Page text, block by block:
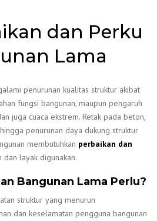
dan Perku
Lama
penurunan kualitas struktur akibat
fungsi bangunan, maupun pengaruh
juga cuaca ekstrem. Retak pada beton,
penurunan daya dukung struktur
membutuhkan perbaikan dan
dan layak digunakan.
Bangunan Lama Perlu?
struktur yang menurun
dan keselamatan pengguna bangunan